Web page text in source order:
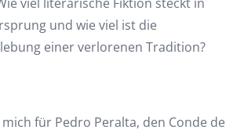
und wie viel ist die
einer verlorenen Tradition?
für Pedro Peralta, den Conde de